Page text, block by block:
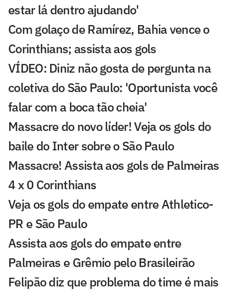
estar lá dentro ajudando'
Com golaço de Ramírez, Bahia vence o
Corinthians; assista aos gols
VÍDEO: Diniz não gosta de pergunta na
coletiva do São Paulo: 'Oportunista você
falar com a boca tão cheia'
Massacre do novo líder! Veja os gols do
baile do Inter sobre o São Paulo
Massacre! Assista aos gols de Palmeiras
4 x 0 Corinthians
Veja os gols do empate entre Athletico-
PR e São Paulo
Assista aos gols do empate entre
Palmeiras e Grêmio pelo Brasileirão
Felipão diz que problema do time é mais